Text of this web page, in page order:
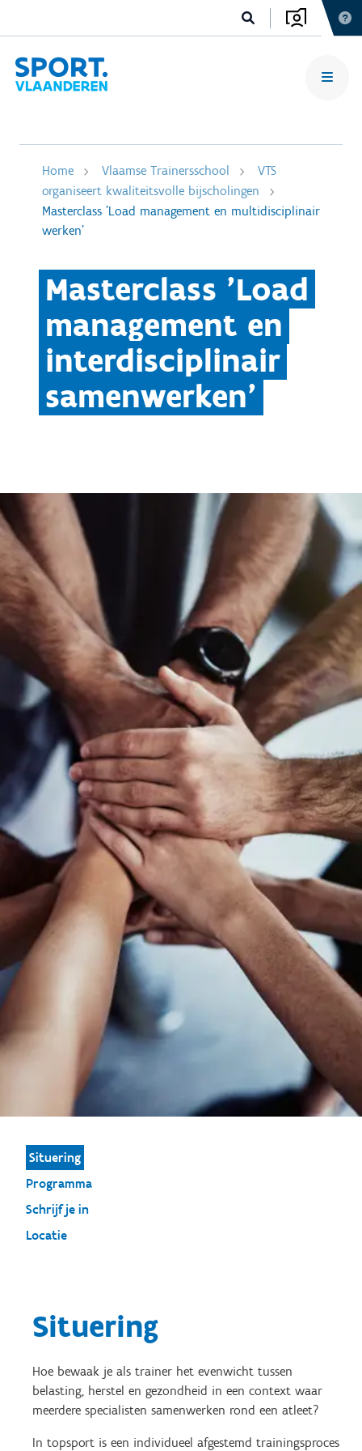
Home Vlaamse Trainersschool
VTS
organiseert kwaliteitsvolle bijscholingen
Masterclass 'Load management en multidisciplinair
werken'
Masterclass 'Load
management en
interdisciplinair
samenwerken'
Situering
Programma
Schrijf je in
Locatie
Situering
Hoe bewaak je als trainer het evenwicht tussen
belasting, herstel en gezondheid in een context waar
meerdere specialisten samenwerken rond een atleet?
In topsport is een individueel afgestemd trainingsproces